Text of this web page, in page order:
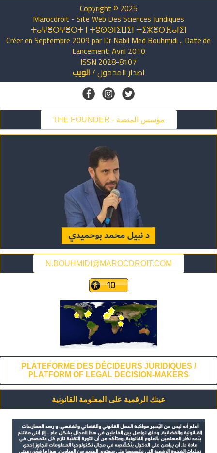
Copyright © 2025
Marocdroit - Site Web Des Sciences Juridiques
ⵜⴰⵖⴻⵔⵖⴻⵔⵜ ⵏ ⵜⵓⵙⵙⵏⵉⵡⵉⵏ ⵜⵉⵣⴻⵔⴼⴰⵏⵉⵏ
Créer en Septembre 2009 par Dr Nabil Med Bouhmidi .. Date de
Lancement: Avril 2010
ISSN 2028-8107
اصدار المحمول/الويب
THE FOUNDER - مؤسس المنصة
N.BOUHMIDI@MAROCDROIT.COM
PLATEFORME DES DÉCIDEURS JURIDIQUES /
PLATFORM OF LEGAL DECISION-MAKERS
عينك الرقمية على المعلومة القانونية